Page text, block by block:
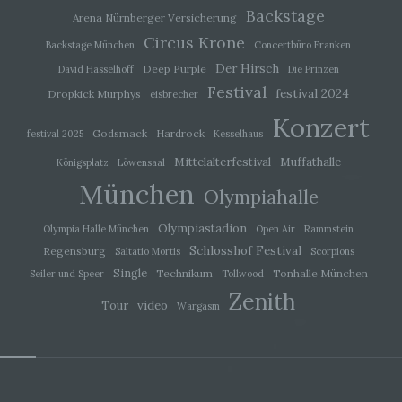
Arena Nürnberger Versicherung Backstage
Backstage München Circus Krone
Concertbüro Franken
David Hasselhoff
Deep Purple Der Hirsch Die Prinzen
Dropkick Murphys eisbrecher Festival festival 2024
festival 2025 Godsmack Hardrock Kesselhaus Konzert
Königsplatz Löwensaal Mittelalterfestival Muffathalle
München Olympiahalle
Olympia Halle München Olympiastadion Open Air Rammstein
Regensburg Saltatio Mortis Schlosshof Festival
Scorpions
Seiler und Speer
Single Technikum Tollwood Tonhalle München
Tour video Wargasm Zenith
Empfänger ist eine natürliche oder juristische
Person, Behörde, Einrichtung oder andere Stelle,
der personenbezogene Daten offengelegt
werden, unabhängig davon, ob es sich bei ihr um
einen Dritten handelt oder nicht. Behörden, die im
Untersuchungsauftrags nach dem Unionsrecht
möglicherweise personenbezogene Daten
erhalten, gelten jedoch nicht als Empfänger.
Dritter ist eine natürliche oder juristische Person,